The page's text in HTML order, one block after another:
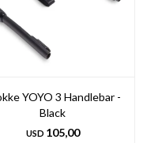
YOYO 3 Handlebar -
Black
USD 105,00